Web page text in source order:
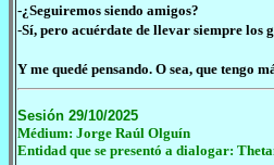
-¿Seguiremos siendo amigos?
-Sí, pero acuérdate de llevar siempre los
Y me quedé pensando. O sea, que tengo
Sesión 29/10/2025
Médium: Jorge Raúl Olguín
Entidad que se presentó a dialogar: